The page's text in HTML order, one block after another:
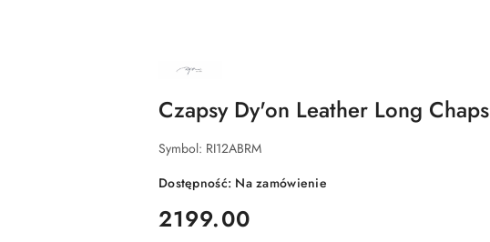
NAZWA
PRODUCENTA:
Czapsy Dy'on Leather Long Chaps
Symbol: RI12ABRM
Dostępność: Na zamówienie
cena:
2199.00